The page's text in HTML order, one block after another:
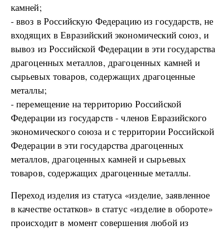
камней;
- ввоз в Российскую Федерацию из государств, не
входящих в Евразийский экономический союз, и
вывоз из Российской Федерации в эти государства
драгоценных металлов, драгоценных камней и
сырьевых товаров, содержащих драгоценные
металлы;
- перемещение на территорию Российской
Федерации из государств - членов Евразийского
экономического союза и с территории Российской
Федерации в эти государства драгоценных
металлов, драгоценных камней и сырьевых
товаров, содержащих драгоценные металлы.
Переход изделия из статуса «изделие, заявленное
в качестве остатков» в статус «изделие в обороте»
происходит в момент совершения любой из